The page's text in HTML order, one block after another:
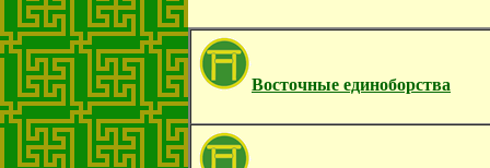
Восточные единоборства